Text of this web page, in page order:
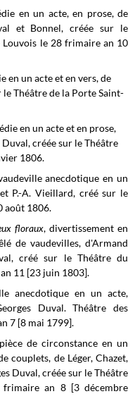
en un acte, en prose, de
et Bonnel, créée sur le
Louvois le 28 frimaire an 10
en un acte et en vers, de
leThéâtre de la Porte Saint-
en un acte et en prose,
créée sur leThéâtre
1806.
anecdotique en un
P.-A. Vieillard, créé sur le
août 1806.
floraux, divertissement en
de vaudevilles, d'Armand
créé sur le Théâtre du
11 [23 juin 1803].
anecdotique en un acte,
Duval. Théâtre des
7 [8 mai 1799].
de circonstance en un
couplets, de Léger, Chazet,
Duval, créée sur leThéâtre
an 8 [3 décembre